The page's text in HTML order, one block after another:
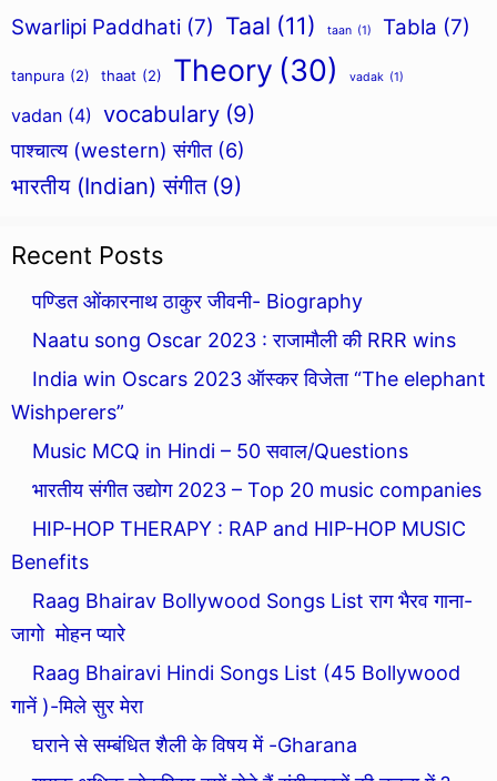
Swarlipi Paddhati (7) Taal (11) taan (1) Tabla (7)
tanpura (2) thaat (2) Theory (30) vadak (1)
vadan (4) vocabulary (9)
पाश्चात्य (western) संगीत (6)
भारतीय (Indian) संगीत (9)
Recent Posts
पण्डित ओंकारनाथ ठाकुर जीवनी- Biography
Naatu song Oscar 2023 : राजामौली की RRR wins
India win Oscars 2023 ऑस्कर विजेता “The elephant
Wishperers”
Music MCQ in Hindi – 50 सवाल/Questions
भारतीय संगीत उद्योग 2023 – Top 20 music companies
HIP-HOP THERAPY : RAP and HIP-HOP MUSIC
Benefits
Raag Bhairav Bollywood Songs List राग भैरव गाना-
जागो मोहन प्यारे
Raag Bhairavi Hindi Songs List (45 Bollywood
गानें )-मिले सुर मेरा
घराने से सम्बंधित शैली के विषय में -Gharana